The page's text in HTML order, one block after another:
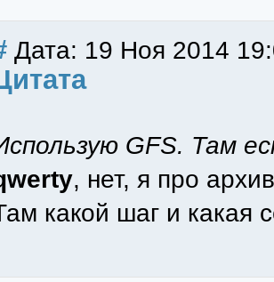
Дата: 19 Ноя 2014
GFS. Там
, нет, я про
какой шаг и какая